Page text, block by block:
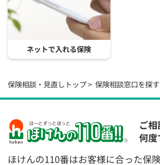
ネットで入れる保険
保険相談・見直しトップ 保険相談窓口を探す
ご相
何
ほけんの110番はお客様に合った保